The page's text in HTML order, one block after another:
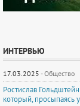
ИНТЕРВЬЮ
17.03.2025 -Общество
Ростислав
который, просыпаясь